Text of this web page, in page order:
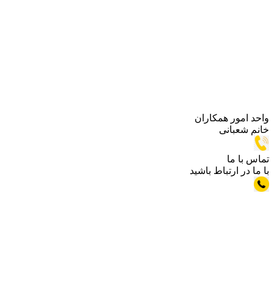
همکاران
باشید